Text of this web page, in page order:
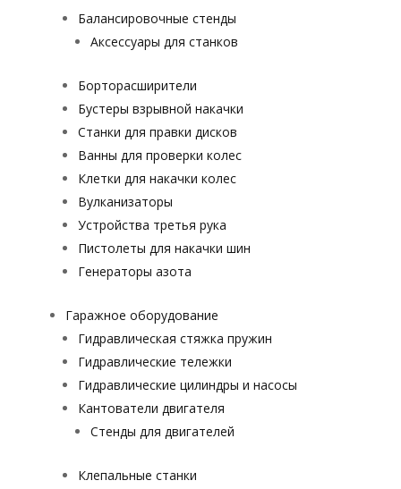
Балансировочные стенды
Аксессуары для станков
Борторасширители
Бустеры взрывной накачки
Станки для правки дисков
Ванны для проверки колес
Клетки для накачки колес
Вулканизаторы
Устройства третья рука
Пистолеты для накачки шин
Генераторы азота
Гаражное оборудование
Гидравлическая стяжка пружин
Гидравлические тележки
Гидравлические цилиндры и насосы
Кантователи двигателя
Стенды для двигателей
Клепальные станки